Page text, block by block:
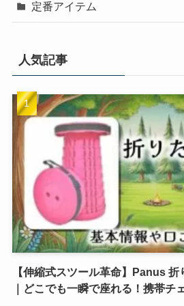
定番アイテム
人気記事
【伸縮式スツール革命】Panus
｜どこでも一瞬で座れる！携帯チ